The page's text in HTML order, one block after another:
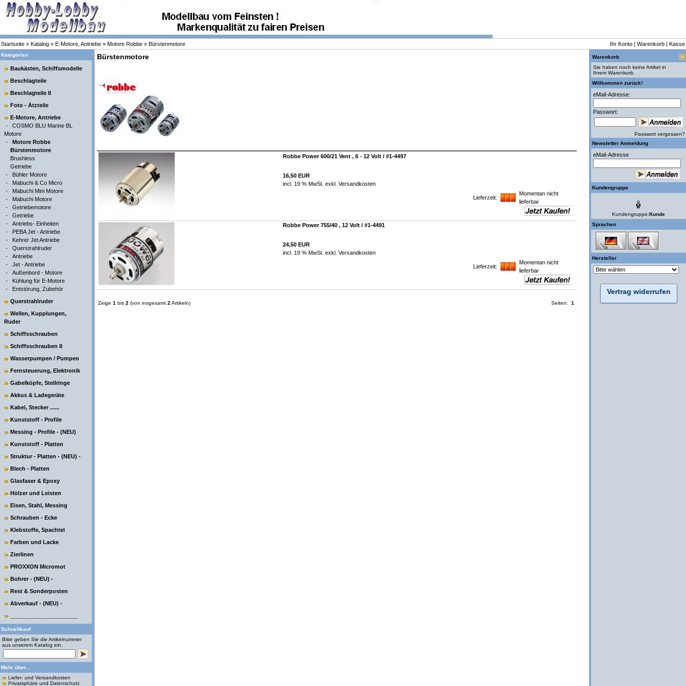
Startseite » Katalog » E-Motore, Antriebe » Motore Robbe » Bürstenmotore Ihr Konto | Warenkorb | Kasse
Kategorien
Baukästen, Schiffsmodelle
Beschlagteile
Beschlagteile II
Foto - Ätzteile
E-Motore, Antriebe
- COSMO BLU Marine BL
Motore
- Motore Robbe
Bürstenmotore
Brushless
Getriebe
- Bühler Motore
- Mabuchi & Co Micro
- Mabuchi Mini Motore
- Mabuchi Motore
- Getriebemotore
- Getriebe
- Antriebs- Einheiten
- PEBA Jet - Antriebe
- Kehrer Jet Antriebe
- Querstrahlruder
- Antriebe
- Jet - Antriebe
- Außenbord - Motore
- Kühlung für E-Motore
- Entstörung, Zubehör
Querstrahlruder
Wellen, Kupplungen,
Ruder
Schiffsschrauben
Schiffsschrauben II
Wasserpumpen / Pumpen
Fernsteuerung, Elektronik
Gabelköpfe, Stellringe
Akkus & Ladegeräte
Kabel, Stecker ......
Kunststoff - Profile
Messing - Profile - (NEU)
Kunststoff - Platten
Struktur - Platten - (NEU) -
Blech - Platten
Glasfaser & Epoxy
Hölzer und Leisten
Eisen, Stahl, Messing
Schrauben - Ecke
Klebstoffe, Spachtel
Farben und Lacke
Zierlinen
PROXXON Micromot
Bohrer - (NEU) -
Rest & Sonderposten
Abverkauf - (NEU) -
Schnellkauf
Bitte geben Sie die Artikelnummer
aus unserem Katalog ein.
Mehr über...
Liefer- und Versandkosten
Privatsphäre und Datenschutz
Bürstenmotore
Robbe Power 600/21 Vent , 6 - 12 Volt / #1-4497
16,50 EUR
incl. 19 % MwSt. exkl. Versandkosten
Lieferzeit:
Momentan nicht
lieferbar
Robbe Power 755/40 , 12 Volt / #1-4491
24,50 EUR
incl. 19 % MwSt. exkl. Versandkosten
Lieferzeit:
Momentan nicht
lieferbar
Zeige 1 bis 2 (von insgesamt 2 Artikeln) Seiten: 1
Warenkorb
Sie haben noch keine Artikel in
Ihrem Warenkorb.
Willkommen zurück!
eMail-Adresse:
Passwort:
Passwort vergessen?
Newsletter Anmeldung
eMail-Adresse
Kundengruppe
Kundengruppe:Kunde
Sprachen
Hersteller
Vertrag widerrufen